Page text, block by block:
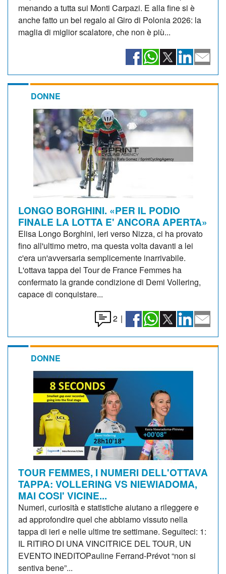
menando a tutta sui Monti Carpazi. E alla fine si è
anche fatto un bel regalo al Giro di Polonia 2026: la
maglia di miglior scalatore, che non è più...
DONNE
LONGO BORGHINI. «PER IL PODIO
FINALE LA LOTTA E' ANCORA APERTA»
Elisa Longo Borghini, ieri verso Nizza, ci ha provato
fino all'ultimo metro, ma questa volta davanti a lei
c'era un'avversaria semplicemente inarrivabile.
L'ottava tappa del Tour de France Femmes ha
confermato la grande condizione di Demi Vollering,
capace di conquistare...
2 |
DONNE
TOUR FEMMES, I NUMERI DELL'OTTAVA
TAPPA: VOLLERING VS NIEWIADOMA,
MAI COSI' VICINE...
Numeri, curiosità e statistiche aiutano a rileggere e
ad approfondire quel che abbiamo vissuto nella
tappa di ieri e nelle ultime tre settimane. Seguiteci: 1:
IL RITIRO DI UNA VINCITRICE DEL TOUR, UN
EVENTO INEDITOPauline Ferrand-Prévot “non si
sentiva bene”...